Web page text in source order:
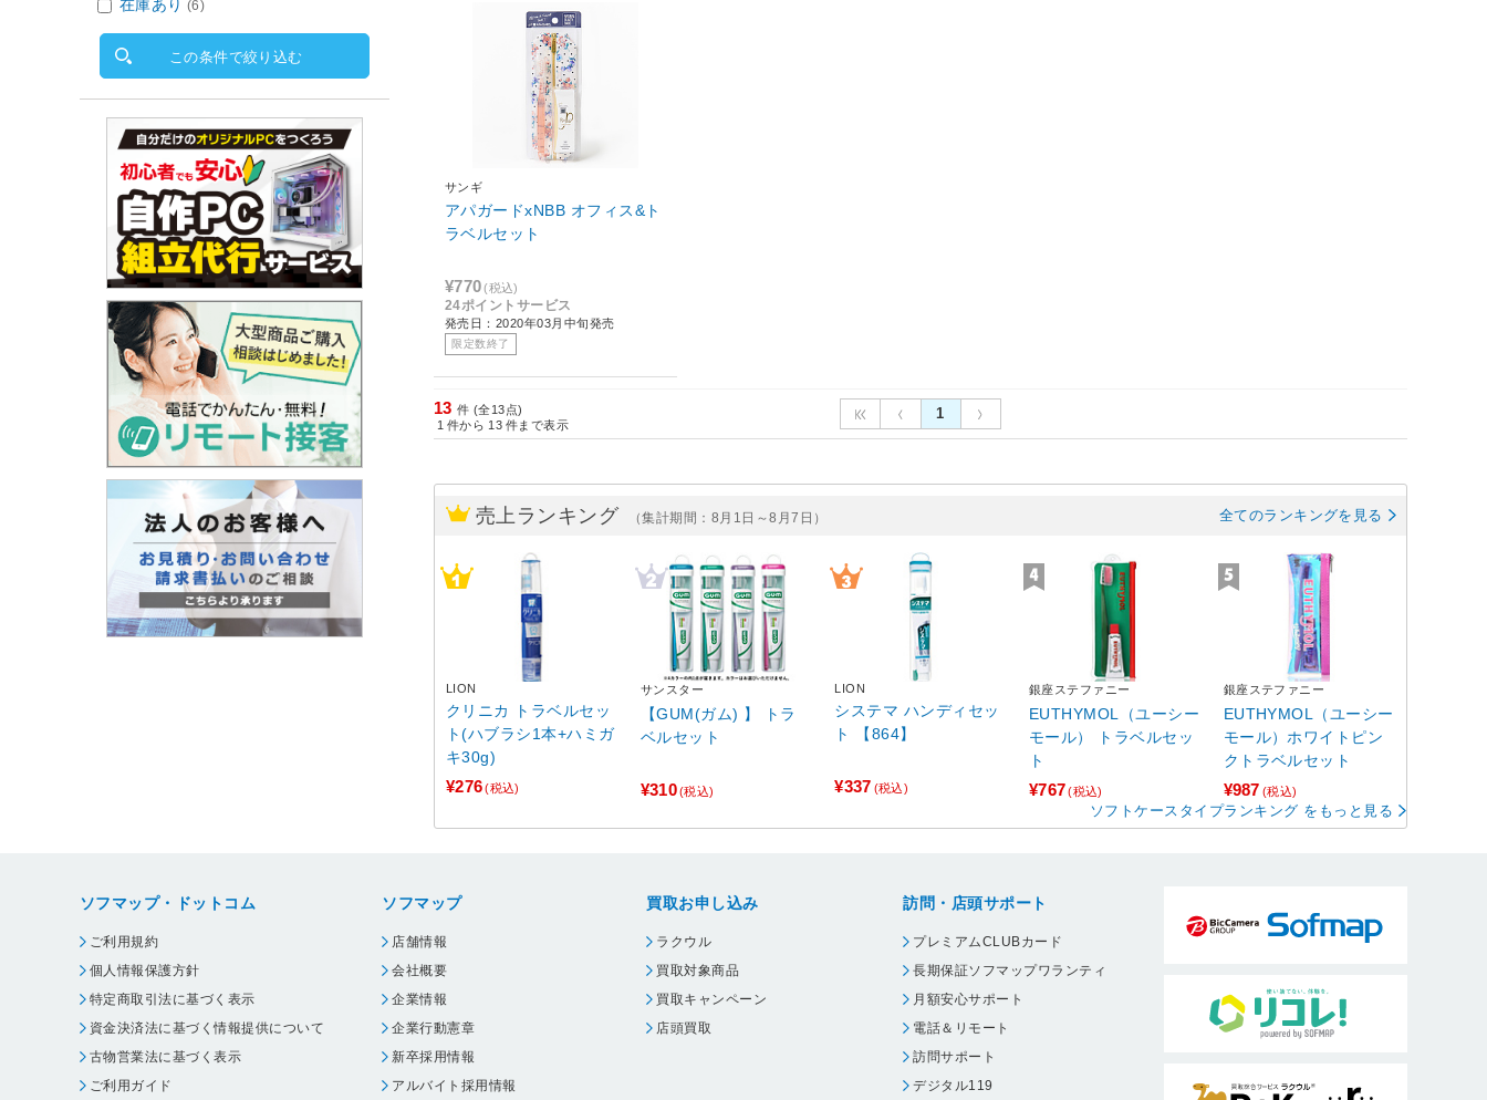
サンギ
アパガードxNBB オフィス&ト
ラベルセット
¥770 (税込)
24ポイントサービス
発売日：2020年03月中旬発売
限定数終了
13 件 (全13点)
1 件から 13 件まで表示
1
売上ランキング （集計期間：8月1日～8月7日） 全てのランキングを見る
LION
クリニカ トラベルセッ
ト(ハブラシ1本+ハミガ
キ30g)
¥276 (税込)
サンスター
【GUM(ガム) 】 トラ
ベルセット
¥310(税込)
LION
システマ ハンディセッ
ト 【864】
¥337 (税込)
銀座ステファニー
EUTHYMOL（ユーシー
モール） トラベルセッ
ト
¥767(税込)
銀座ステファニー
EUTHYMOL（ユーシー
モール）ホワイトピン
クトラベルセット
¥987 (税込)
ソフトケースタイプランキング をもっと見る
在庫あり (6)
この条件で絞り込む
ソフマップ・ドットコム
ご利用規約
個人情報保護方針
特定商取引法に基づく表示
資金決済法に基づく情報提供について
古物営業法に基づく表示
ご利用ガイド
ソフマップ
店舗情報
会社概要
企業情報
企業行動憲章
新卒採用情報
アルバイト採用情報
買取お申し込み
ラクウル
買取対象商品
買取キャンペーン
店頭買取
訪問・店頭サポート
プレミアムCLUBカード
長期保証ソフマップワランティ
月額安心サポート
電話＆リモート
訪問サポート
デジタル119